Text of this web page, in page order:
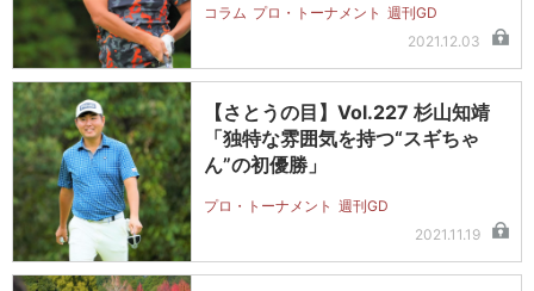
コラム プロ・トーナメント 週刊GD
2021.12.03
【さとうの目】Vol.227 杉山知靖
「独特な雰囲気を持つ“スギちゃ
ん”の初優勝」
プロ・トーナメント 週刊GD
2021.11.19